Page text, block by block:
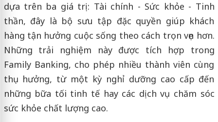
dựa trên ba giá trị: Tài chính - Sức khỏe - Tinh
thần, đây là bộ sưu tập đặc quyền giúp khách
hàng tận hưởng cuộc sống theo cách trọn vẹn hơn.
Những trải nghiệm này được tích hợp trong
Family Banking, cho phép nhiều thành viên cùng
thụ hưởng, từ một kỳ nghỉ dưỡng cao cấp đến
những bữa tối tinh tế hay các dịch vụ chăm sóc
sức khỏe chất lượng cao.